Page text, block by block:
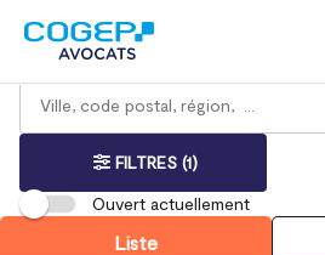
Accueil Trouver votre bureau
Deux-Sèvres
Rechercher
Veuillez
renseigner
adresse
{{count}}
résultat(s)
FILTRES (1)
Ouvert actuellement
Liste